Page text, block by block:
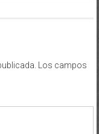
Los campos